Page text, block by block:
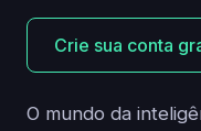
Crie sua conta
O mundo da